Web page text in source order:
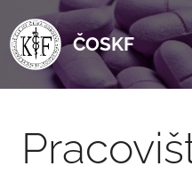
ČOSKF